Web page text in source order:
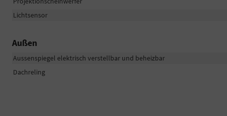
Lichtsensor
Außen
Aussenspiegel elektrisch verstellbar und beheizbar
Dachreling